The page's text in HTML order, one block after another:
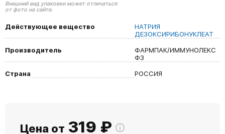
Внешний вид упаковки может отличаться
от фото на сайте.
Действующее вещество
НАТРИЯ
ДЕЗОКСИРИБОНУКЛЕАТ
Производитель
ФАРМПАК/ИММУНОЛЕКС
ФЗ
Страна
РОССИЯ
Цена от 319 ₽